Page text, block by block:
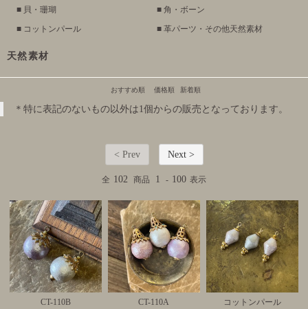
■ 貝・珊瑚
■ 角・ボーン
■ コットンパール
■ 革パーツ・その他天然素材
天然素材
おすすめ順 価格順 新着順
＊特に表記のないもの以外は1個からの販売となっております。
< Prev Next >
全 102 商品 1 - 100 表示
CT-110B
CT-110A
コットンパール